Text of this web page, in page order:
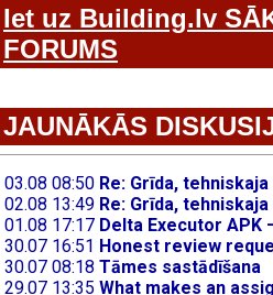
Iet uz Building.lv
FORUMS
JAUNĀKĀS